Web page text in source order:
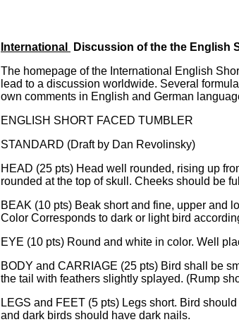
International
Discussion of the the English
The homepage of the International English
lead to a discussion worldwide. Several
own comments in English and German
ENGLISH SHORT FACED TUMBLER
STANDARD (Draft by Dan Revolinsky)
HEAD (25 pts) Head well rounded, rising up
rounded at the top of skull. Cheeks should be
BEAK (10 pts) Beak short and fine, upper and
Color Corresponds to dark or light bird
EYE (10 pts) Round and white in color. Well
BODY and CARRIAGE (25 pts) Bird shall be
the tail with feathers slightly splayed. (Rump
LEGS and FEET (5 pts) Legs short. Bird
and dark birds should have dark nails.